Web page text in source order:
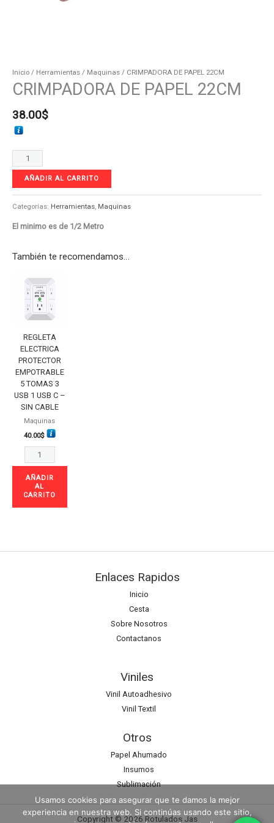
Inicio / Herramientas / Maquinas / CRIMPADORA DE PAPEL 22CM
CRIMPADORA DE PAPEL 22CM
38.00$
AÑADIR AL CARRITO
Categorías: Herramientas Maquinas
El minimo es de 1/2 Metro
También te recomendamos…
REGLETA
ELECTRICA
PROTECTOR
EMPOTRABLE
5 TOMAS 3
USB 1 USB C –
SIN CABLE
Maquinas
40.00$
REGLETA
ELECTRICA
PROTECTOR
EMPOTRABLE
5
TOMAS
3
USB
1
USB
C
-
CABLE
cantidad
AÑADIR
AL
CARRITO
Enlaces Rapidos
Inicio
Cesta
Sobre Nosotros
Contactanos
Viniles
Vinil Autoadhesivo
Vinil Textil
Otros
Papel Ahumado
Insumos
Sublimación
Copyright © 2026 Rotulados Jas
Usamos cookies para asegurar que te damos la mejor
experiencia en nuestra web. Si continúas usando este sitio,